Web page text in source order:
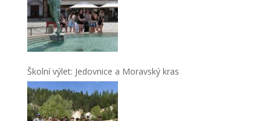
Školní výlet: Jedovnice a Moravský kras